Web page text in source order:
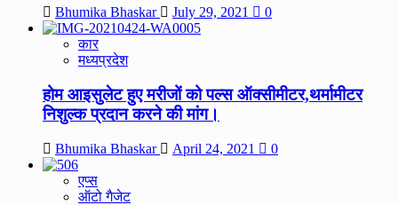
Bhumika Bhaskar July 29, 2021 0
कार
मध्यप्रदेश
होम आइसुलेट हुए मरीजों को पल्स ऑक्सीमीटर,थर्मामीटर
निशुल्क प्रदान करने की मांग।
Bhumika Bhaskar April 24, 2021 0
एप्स
ऑटो गैजेट